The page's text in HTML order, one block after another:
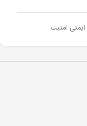
ایمنی امنیت